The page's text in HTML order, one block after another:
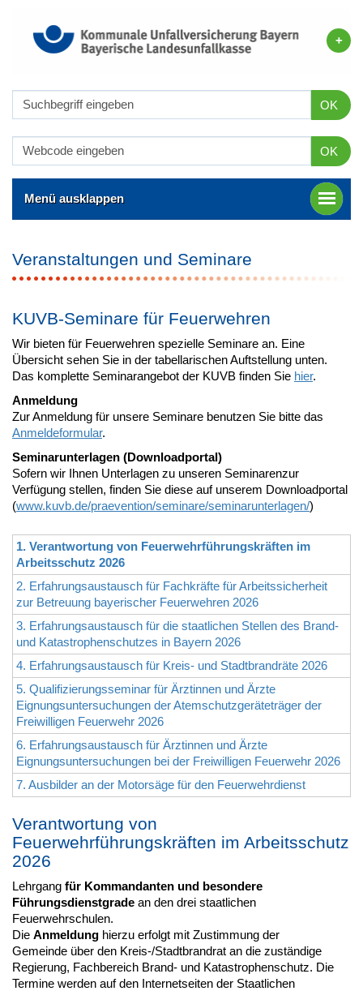
OK
OK
Menü ausklappen
Veranstaltungen und Seminare
KUVB-Seminare für Feuerwehren
Wir bieten für Feuerwehren spezielle Seminare an. Eine
Übersicht sehen Sie in der tabellarischen Auftstellung unten.
Das komplette Seminarangebot der KUVB finden Sie hier.
Anmeldung
Zur Anmeldung für unsere Seminare benutzen Sie bitte das
Anmeldeformular.
Seminarunterlagen (Downloadportal)
Sofern wir Ihnen Unterlagen zu unseren Seminarenzur
Verfügung stellen, finden Sie diese auf unserem Downloadportal
(www.kuvb.de/praevention/seminare/seminarunterlagen/)
1. Verantwortung von Feuerwehrführungskräften im
Arbeitsschutz 2026
2. Erfahrungsaustausch für Fachkräfte für Arbeitssicherheit
zur Betreuung bayerischer Feuerwehren 2026
3. Erfahrungsaustausch für die staatlichen Stellen des Brand-
und Katastrophenschutzes in Bayern 2026
4. Erfahrungsaustausch für Kreis- und Stadtbrandräte 2026
5. Qualifizierungsseminar für Ärztinnen und Ärzte
Eignungsuntersuchungen der Atemschutzgeräteträger der
Freiwilligen Feuerwehr 2026
6. Erfahrungsaustausch für Ärztinnen und Ärzte
Eignungsuntersuchungen bei der Freiwilligen Feuerwehr 2026
7. Ausbilder an der Motorsäge für den Feuerwehrdienst
Verantwortung von
Feuerwehrführungskräften im Arbeitsschutz
2026
Lehrgang für Kommandanten und besondere
Führungsdienstgrade an den drei staatlichen
Feuerwehrschulen.
Die Anmeldung hierzu erfolgt mit Zustimmung der
Gemeinde über den Kreis-/Stadtbrandrat an die zuständige
Regierung, Fachbereich Brand- und Katastrophenschutz. Die
Termine werden auf den Internetseiten der Staatlichen